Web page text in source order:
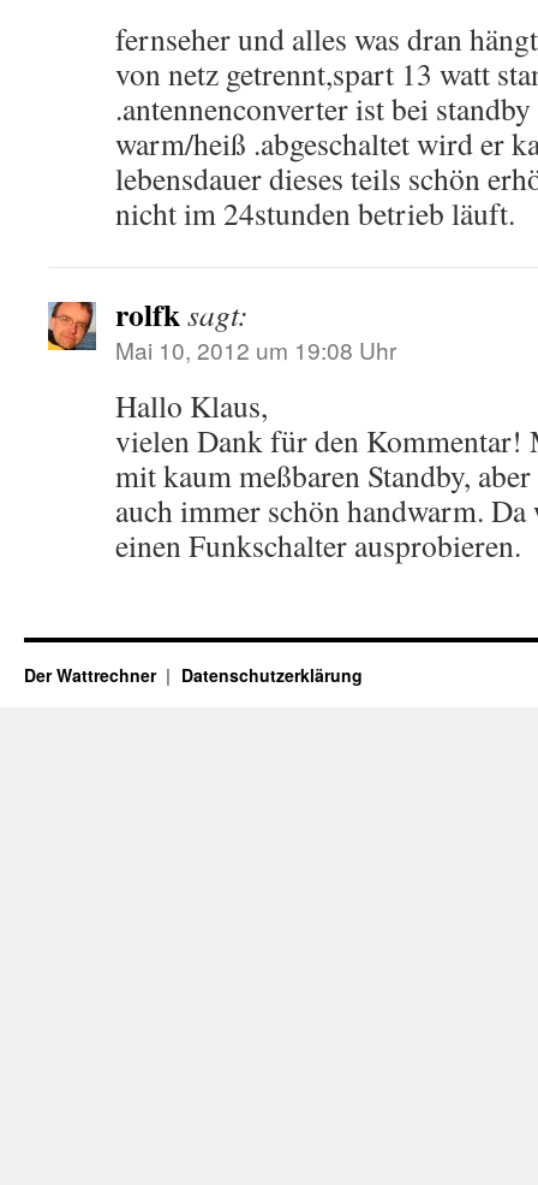
fernseher und alles was dran
von netz getrennt,spart 13 watt
.antennenconverter ist bei
warm/heiß .abgeschaltet wird er
lebensdauer dieses teils schön
nicht im 24stunden betrieb läuft.
rolfksagt:
Mai 10, 2012 um 19:08 Uhr
Hallo Klaus,
vielen Dank für den Kommentar!
mit kaum meßbaren Standby,
auch immer schön handwarm.
einen Funkschalter ausprobieren.
Der Wattrechner Datenschutzerklärung